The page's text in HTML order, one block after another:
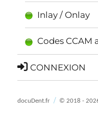
Inlay / Onlay
Codes CCAM
CONNEXION
docuDent.fr © 2018 -